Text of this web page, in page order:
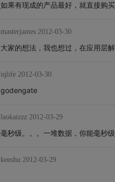
如果有现成的产品最好，就直接购买
masterjames 2012-03-30
大家的想法，我也想过，在应用层
iqlife 2012-03-30
godengate
laokaizzz 2012-03-29
毫秒级。。。一堆数据，你能毫秒
kenshu 2012-03-29